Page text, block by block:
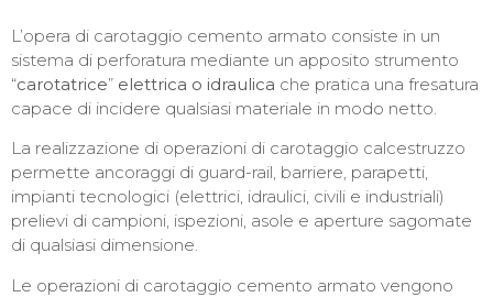
L’opera di carotaggio cemento armato consiste in un
sistema di perforatura mediante un apposito strumento
“carotatrice” elettrica o idraulica che pratica una fresatura
capace di incidere qualsiasi materiale in modo netto.
La realizzazione di operazioni di carotaggio calcestruzzo
permette ancoraggi di guard-rail, barriere, parapetti,
impianti tecnologici (elettrici, idraulici, civili e industriali)
prelievi di campioni, ispezioni, asole e aperture sagomate
di qualsiasi dimensione.
Le operazioni di carotaggio cemento armato vengono